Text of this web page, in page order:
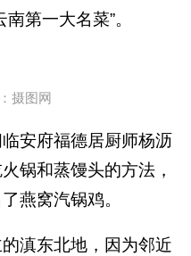
第一大名菜”。
摄图网
安府福德居厨师杨沥
锅和蒸馒头的方法，
燕窝汽锅鸡。
滇东北地，因为邻近